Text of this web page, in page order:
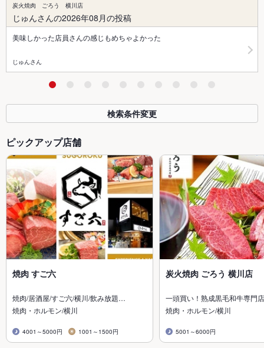
炭火焼肉 ごろう 横川店
じゅんさんの2026年08月の投稿
美味しかった店員さんの感じもめちゃよかった
じゅんさん
検索条件変更
ピックアップ店舗
焼肉 すご六
焼肉/居酒屋/すご六/横川/飲み放題…
焼肉・ホルモン/横川
4001～5000円 1001～1500円
炭火焼肉 ごろう 横川店
一頭買い！熟成黒毛和牛専門店
焼肉・ホルモン/横川
5001～6000円